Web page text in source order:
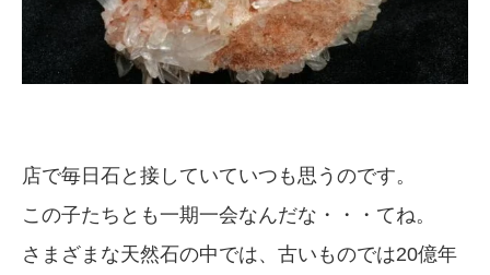
店で毎日石と接していていつも思うのです。
この子たちとも一期一会なんだな・・・てね。
さまざまな天然石の中では、古いものでは20億年